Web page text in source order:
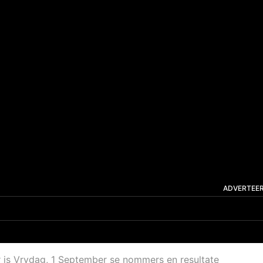
Vrydag, 1 September se nommers en resultate